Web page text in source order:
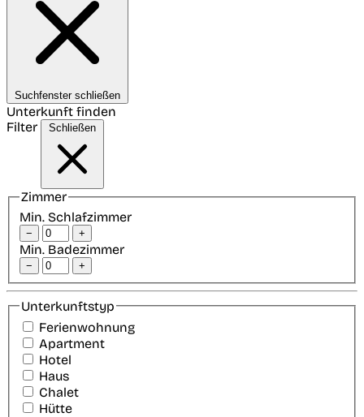
Suchfenster schließen
Unterkunft finden
Filter
Schließen
Zimmer
Min. Schlafzimmer
− +
Min. Badezimmer
− +
Unterkunftstyp
Ferienwohnung
Apartment
Hotel
Haus
Chalet
Hütte